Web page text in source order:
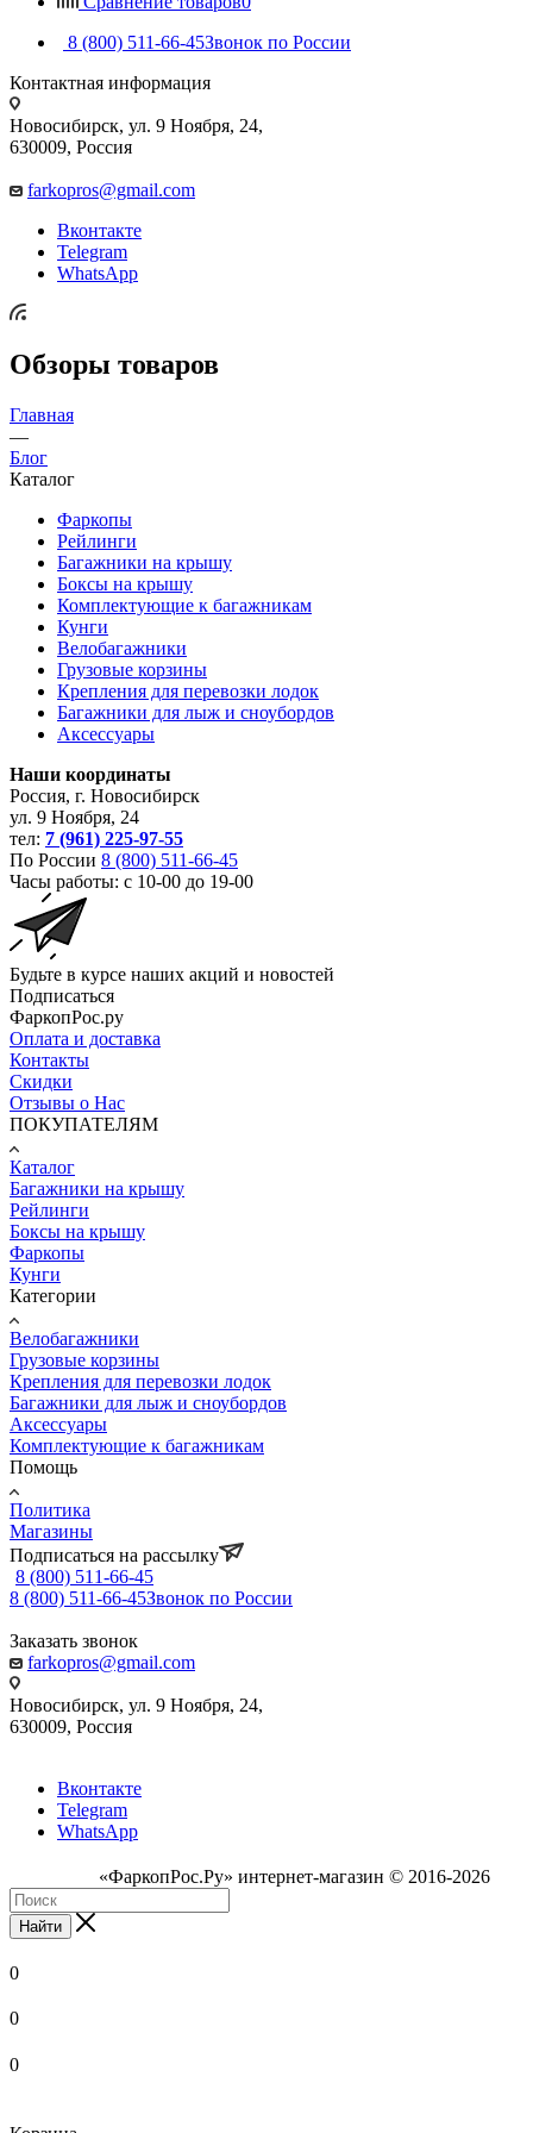
8 (800) 511-66-45Звонок по России
Контактная информация
Новосибирск, ул. 9 Ноября, 24,
630009, Россия
farkopros@gmail.com
Вконтакте
Telegram
WhatsApp
Обзоры товаров
Главная
—
Блог
Каталог
Фаркопы
Рейлинги
Багажники на крышу
Боксы на крышу
Комплектующие к багажникам
Кунги
Велобагажники
Грузовые корзины
Крепления для перевозки лодок
Багажники для лыж и сноубордов
Аксессуары
Наши координаты
Россия, г. Новосибирск
ул. 9 Ноября, 24
тел: 7 (961) 225-97-55
По России 8 (800) 511-66-45
Часы работы: с 10-00 до 19-00
Будьте в курсе наших акций и новостей
Подписаться
ФаркопРос.ру
Оплата и доставка
Контакты
Скидки
Отзывы о Нас
ПОКУПАТЕЛЯМ
Каталог
Багажники на крышу
Рейлинги
Боксы на крышу
Фаркопы
Кунги
Категории
Велобагажники
Грузовые корзины
Крепления для перевозки лодок
Багажники для лыж и сноубордов
Аксессуары
Комплектующие к багажникам
Помощь
Политика
Магазины
Подписаться на рассылку
8 (800) 511-66-45
8 (800) 511-66-45Звонок по России
Заказать звонок
farkopros@gmail.com
Новосибирск, ул. 9 Ноября, 24,
630009, Россия
Вконтакте
Telegram
WhatsApp
«ФаркопРос.Ру» интернет-магазин © 2016-2026
Найти
0
0
0